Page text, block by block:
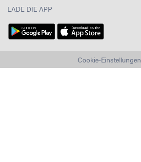
LADE DIE APP
Cookie-Einstellungen